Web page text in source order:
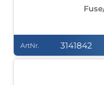
ArtNr. 3141842